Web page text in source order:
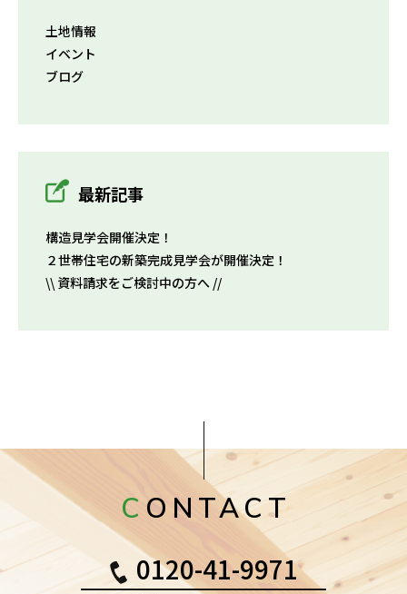
土地情報
イベント
ブログ
最新記事
構造見学会開催決定！
２世帯住宅の新築完成見学会が開催決定！
\\ 資料請求をご検討中の方へ //
CONTACT
0120-41-9971